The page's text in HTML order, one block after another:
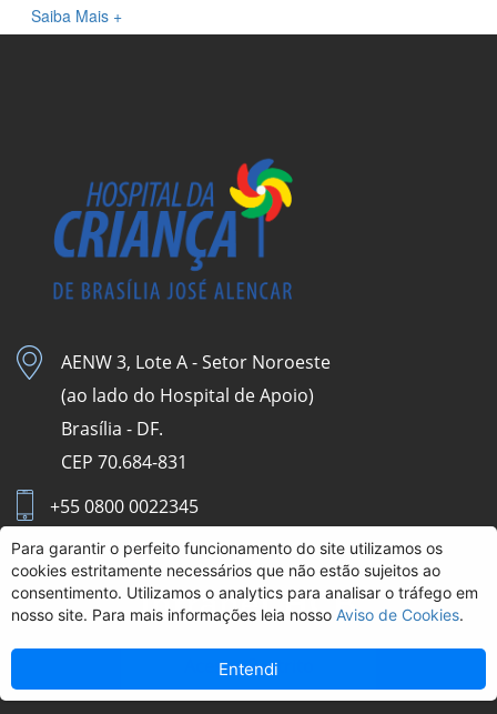
Saiba Mais +
AENW 3, Lote A - Setor Noroeste
(ao lado do Hospital de Apoio)
Brasília - DF.
CEP 70.684-831
+55 0800 0022345
Aviso de Cookies
Intranet HCB
Acesso Restrito
Para garantir o perfeito funcionamento do site utilizamos os
cookies estritamente necessários que não estão sujeitos ao
consentimento. Utilizamos o analytics para analisar o tráfego em
nosso site. Para mais informações leia nosso Aviso de Cookies.
Entendi